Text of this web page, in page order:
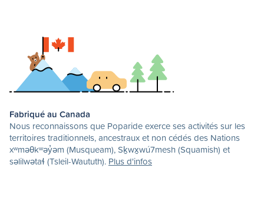
Fabriqué au Canada
Nous reconnaissons que Poparide exerce ses activités sur les
territoires traditionnels, ancestraux et non cédés des Nations
xʷməθkʷəy̓əm (Musqueam), Sḵwx̱wú7mesh (Squamish) et
səlilwətaɬ (Tsleil-Waututh). Plus d'infos